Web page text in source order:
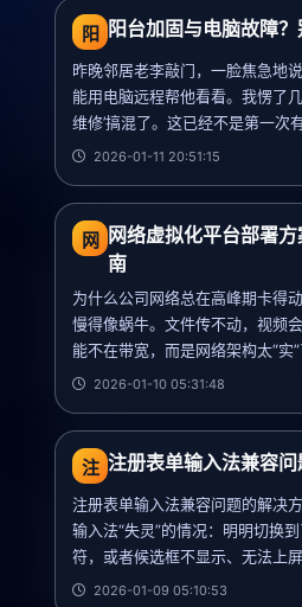
阳 阳台加固与电脑故障
昨晚邻居老李敲门，一脸焦急地
能用电脑远程帮他看看。我愣了
维修’搞混了。这已经不是第一次
2026-01-11 20:51:15
网 网络虚拟化平台部署
南
为什么公司网络总在高峰期卡得
慢得像蜗牛。文件传不动，视频
能不在带宽，而是网络架构太“
2026-01-10 05:31:48
注 注册表单输入法兼容
注册表单输入法兼容问题的解决
输入法“失灵”的情况：明明切换
符，或者候选框不显示、无法上
2026-01-09 05:10:53